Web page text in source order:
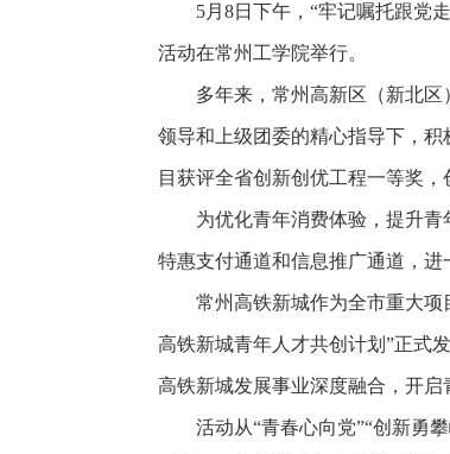
5月8日下午，“牢记嘱托跟党
活动在常州工学院举行。
多年来，常州高新区（新北
领导和上级团委的精心指导下，
目获评全省创新创优工程一等奖
为优化青年消费体验，提升
特惠支付通道和信息推广通道，进
常州高铁新城作为全市重大项
高铁新城青年人才共创计划”正式
高铁新城发展事业深度融合，开启
活动从“青春心向党”“创新勇